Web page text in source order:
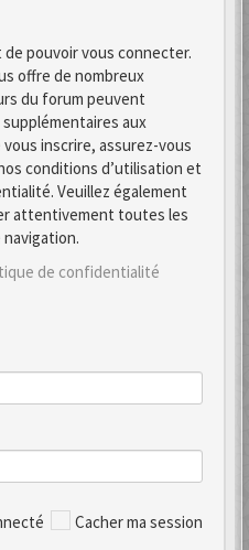
pouvoir vous connecter.
offre de nombreux
du forum peuvent
aux
inscrire, assurez-vous
conditions d’utilisation et
Veuillez également
attentivement toutes les
de confidentialité
Cacher ma session